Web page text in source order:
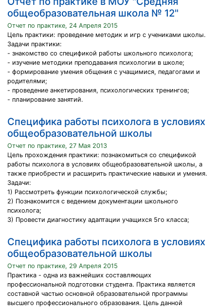
общеобразовательная школа № 12"
Отчет по практике, 24 Апреля 2015
Цель практики: проведение методик и игр с учениками школы.
Задачи практики:
- знакомство со спецификой работы школьного психолога;
- изучение методики преподавания психологии в школе;
- формирование умения общения с учащимися, педагогами и
родителями;
- проведение анкетирования, психологических тренингов;
- планирование занятий.
Специфика работы психолога в условиях
общеобразовательной школы
Отчет по практике, 27 Мая 2013
Цель прохождения практики: познакомиться со спецификой
работы психолога в условиях общеобразовательной школы, а
также приобрести и расширить практические навыки и умения.
Задачи:
1) Рассмотреть функции психологической службы;
2) Познакомится с ведением документации школьного
психолога;
3) Провести диагностику адаптации учащихся 5го класса;
Специфика работы психолога в условиях
общеобразовательной школы
Отчет по практике, 29 Апреля 2015
Практика - одна из важнейших составляющих
профессиональной подготовки студента. Практика является
составной частью основной образовательной программы
высшего профессионального образования. Цель данной